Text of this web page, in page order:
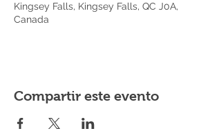
Kingsey Falls, Kingsey Falls, QC J0A,
Canada
Compartir este evento